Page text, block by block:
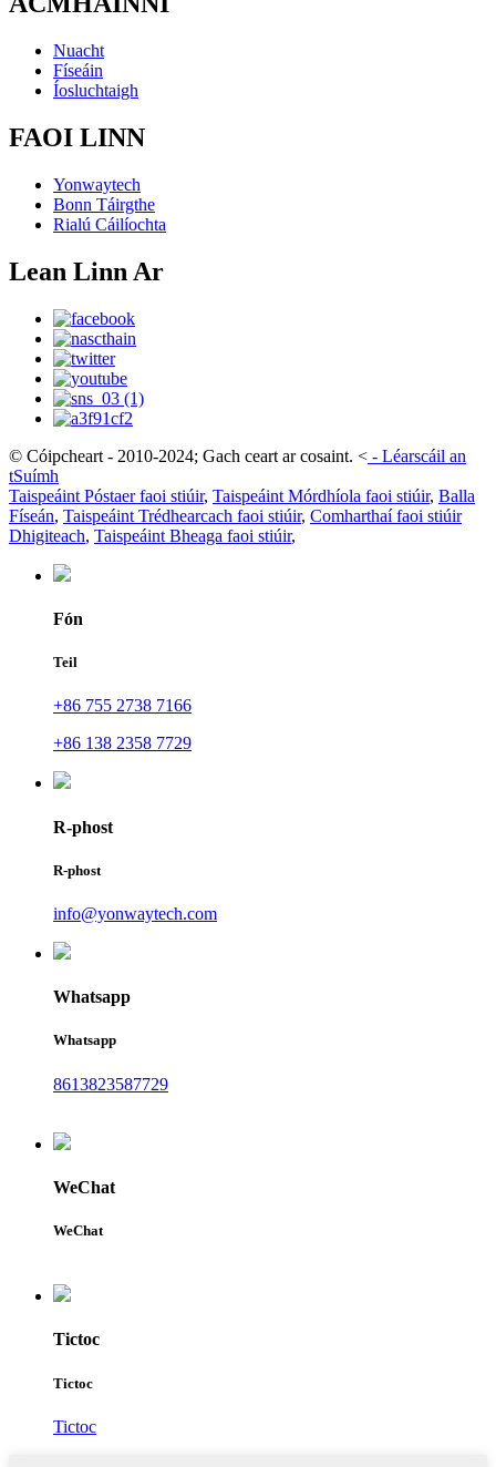
Nuacht
Físeáin
Íosluchtaigh
FAOI LINN
Yonwaytech
Bonn Táirgthe
Rialú Cáilíochta
Lean Linn Ar
© Cóipcheart - 2010-2024; Gach ceart ar cosaint. < - Léarscáil an
tSuímh
Taispeáint Póstaer faoi stiúir, Taispeáint Mórdhíola faoi stiúir, Balla
Físeán, Taispeáint Trédhearcach faoi stiúir, Comharthaí faoi stiúir
Dhigiteach, Taispeáint Bheaga faoi stiúir,
Fón
Teil
+86 755 2738 7166
+86 138 2358 7729
R-phost
R-phost
info@yonwaytech.com
Whatsapp
Whatsapp
8613823587729
WeChat
WeChat
Tictoc
Tictoc
Tictoc